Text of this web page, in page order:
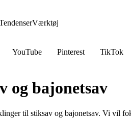
Værktøj
YouTube Pinterest TikTok
bajonetsav
til stiksav og bajonetsav. Vi vil